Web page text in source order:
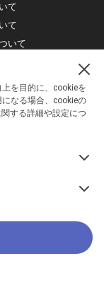
て
て
いて
せ
を目的に、cookieを
なる場合、cookieの
する詳細や設定につ